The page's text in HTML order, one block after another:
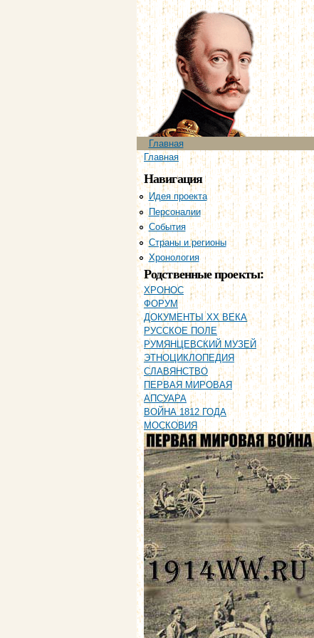
Главное меню
Главная
Вы здесь
Главная
Навигация
Идея проекта
Персоналии
События
Страны и регионы
Хронология
Родственные проекты:
ХРОНОС
ФОРУМ
ДОКУМЕНТЫ XX ВЕКА
РУССКОЕ ПОЛЕ
РУМЯНЦЕВСКИЙ МУЗЕЙ
ЭТНОЦИКЛОПЕДИЯ
СЛАВЯНСТВО
ПЕРВАЯ МИРОВАЯ
АПСУАРА
ВОЙНА 1812 ГОДА
МОСКОВИЯ